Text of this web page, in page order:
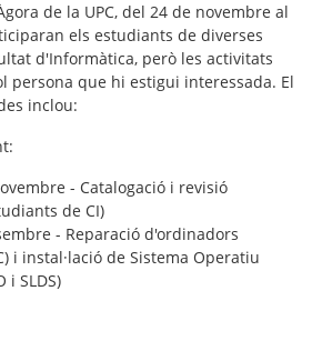
de la UPC, del 24 de novembre al
els estudiants de diverses
d'Informàtica, però les activitats
persona que hi estigui interessada. El
inclou:
- Catalogació i revisió
de CI)
- Reparació d'ordinadors
i instal·lació de Sistema Operatiu
i SLDS)